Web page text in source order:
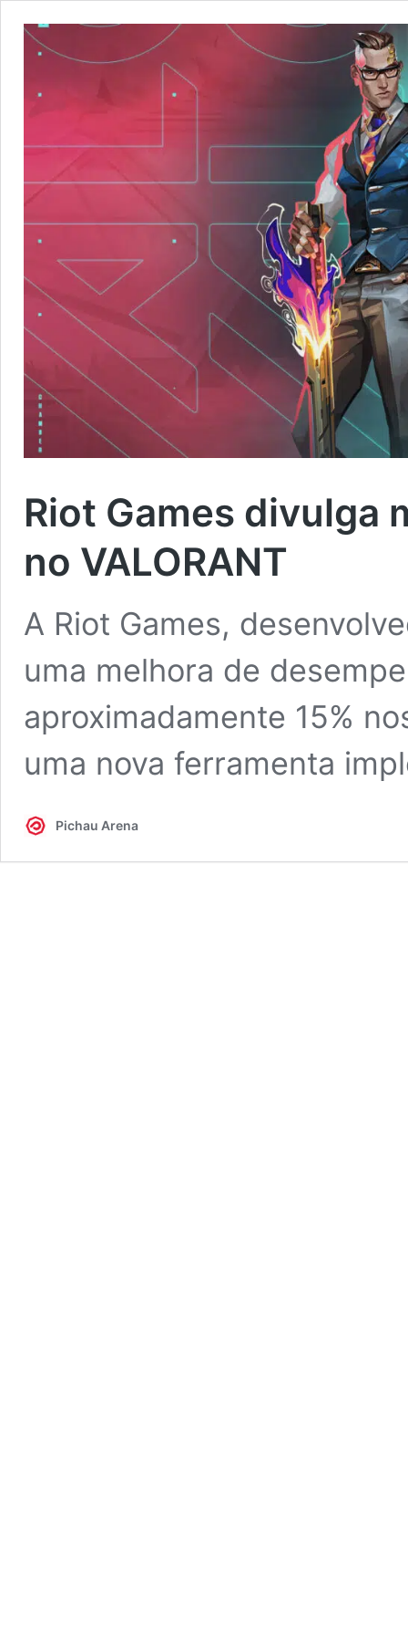
Riot Games divulga
no VALORANT
A Riot Games,
uma melhora de
aproximadamente 15%
uma nova ferramenta
Pichau Arena